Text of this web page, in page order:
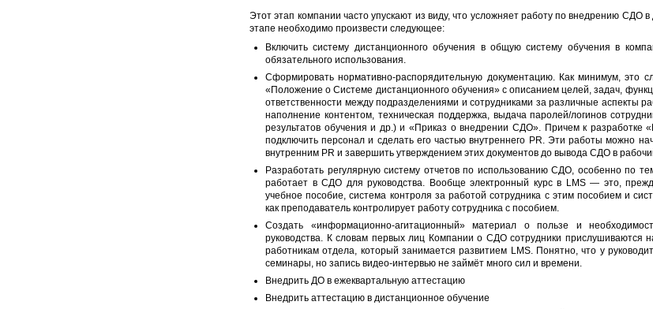
Этот этап компании часто упускают из виду, что усложняет работу по внедрению СДО
этапе необходимо произвести следующее:
Включить систему дистанционного обучения в общую систему обучения в
обязательного использования.
Сформировать нормативно-распорядительную документацию. Как минимум, это
«Положение о Системе дистанционного обучения» с описанием целей, задач,
ответственности между подразделениями и сотрудниками за различные аспекты
наполнение контентом, техническая поддержка, выдача паролей/логинов
результатов обучения и др.) и «Приказ о внедрении СДО». Причем к
подключить персонал и сделать его частью внутреннего PR. Эти работы можно
внутренним PR и завершить утверждением этих документов до вывода СДО в
Разработать регулярную систему отчетов по использованию СДО, особенно по
работает в СДО для руководства. Вообще электронный курс в LMS— это,
учебное пособие, система контроля за работой сотрудника с этим пособием и
как преподаватель контролирует работу сотрудника с пособием.
Создать «информационно-агитационный» материал о пользе и
руководства. К словам первых лиц Компании о СДО сотрудники прислушиваются
работникам отдела, который занимается развитием LMS. Понятно, что у
семинары, но запись видео-интервью не займёт много сил и времени.
Внедрить ДО в ежеквартальную аттестацию
Внедрить аттестацию в дистанционное обучение